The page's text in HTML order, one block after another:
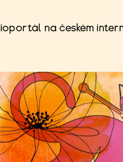
na českém